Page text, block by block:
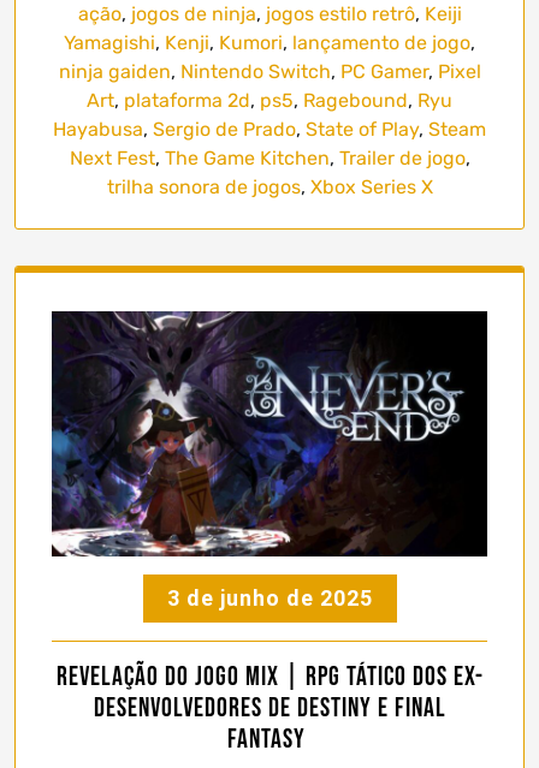
ação, jogos de ninja, jogos estilo retrô, Keiji
Yamagishi, Kenji, Kumori, lançamento de jogo,
ninja gaiden, Nintendo Switch, PC Gamer, Pixel
Art, plataforma 2d, ps5, Ragebound, Ryu
Hayabusa, Sergio de Prado, State of Play, Steam
Next Fest, The Game Kitchen, Trailer de jogo,
trilha sonora de jogos, Xbox Series X
3 de junho de 2025
Revelação do Jogo MIX | RPG Tático dos Ex-
Desenvolvedores de Destiny e Final
Fantasy